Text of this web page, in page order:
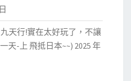
天行!實在太好玩了，不讓
天-上 飛抵日本~~) 2025 年